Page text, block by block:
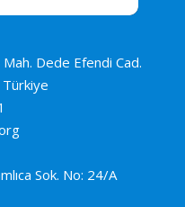
Dede Efendi Cad.
Sok. No: 24/A